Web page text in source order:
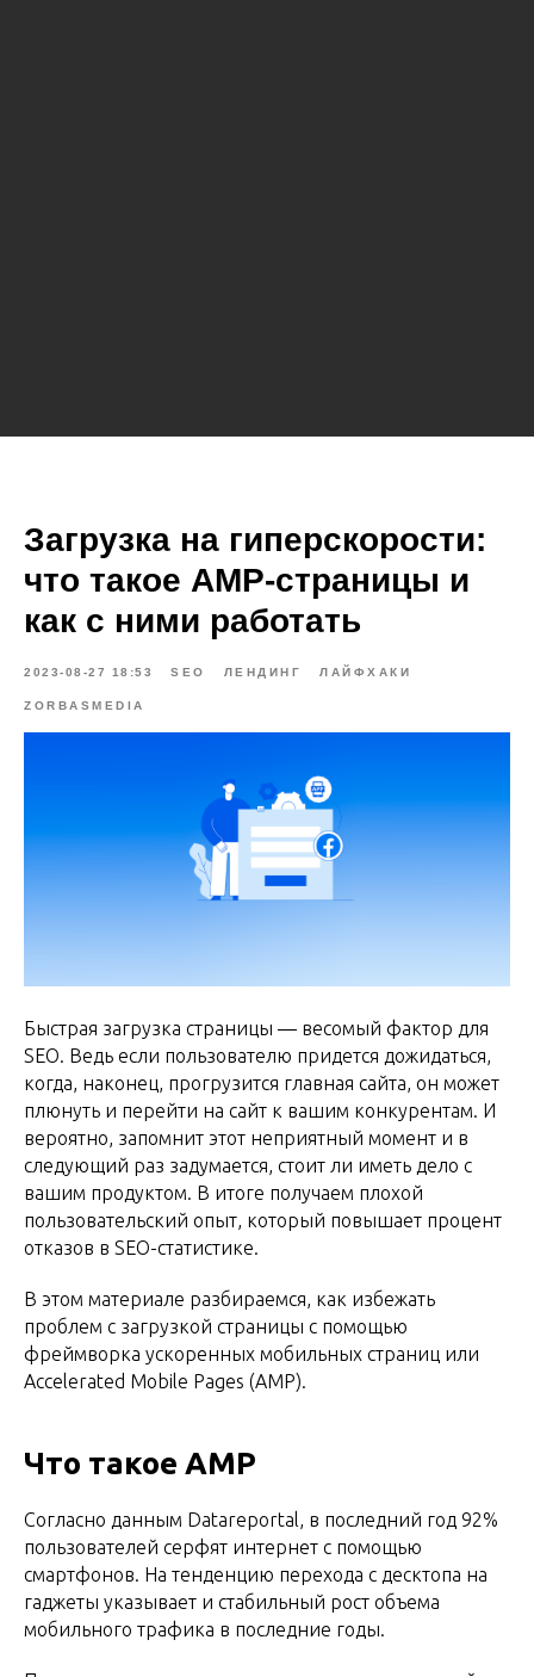
Загрузка на гиперскорости:
что такое AMP-страницы и
как с ними работать
2023-08-27 18:53 SEO ЛЕНДИНГ ЛАЙФХАКИ
ZORBASMEDIA
Быстрая загрузка страницы — весомый фактор для
SEO. Ведь если пользователю придется дожидаться,
когда, наконец, прогрузится главная сайта, он может
плюнуть и перейти на сайт к вашим конкурентам. И
вероятно, запомнит этот неприятный момент и в
следующий раз задумается, стоит ли иметь дело с
вашим продуктом. В итоге получаем плохой
пользовательский опыт, который повышает процент
отказов в SEO-статистике.
В этом материале разбираемся, как избежать
проблем с загрузкой страницы с помощью
фреймворка ускоренных мобильных страниц или
Accelerated Mobile Pages (AMP).
Что такое AMP
Согласно данным Datareportal, в последний год 92%
пользователей серфят интернет с помощью
смартфонов. На тенденцию перехода с десктопа на
гаджеты указывает и стабильный рост объема
мобильного трафика в последние годы.